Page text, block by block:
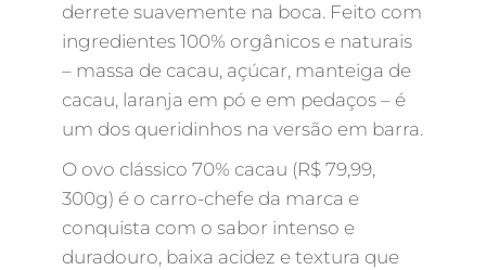
derrete suavemente na boca. Feito com
ingredientes 100% orgânicos e naturais
– massa de cacau, açúcar, manteiga de
cacau, laranja em pó e em pedaços – é
um dos queridinhos na versão em barra.
O ovo clássico 70% cacau (R$ 79,99,
300g) é o carro-chefe da marca e
conquista com o sabor intenso e
duradouro, baixa acidez e textura que